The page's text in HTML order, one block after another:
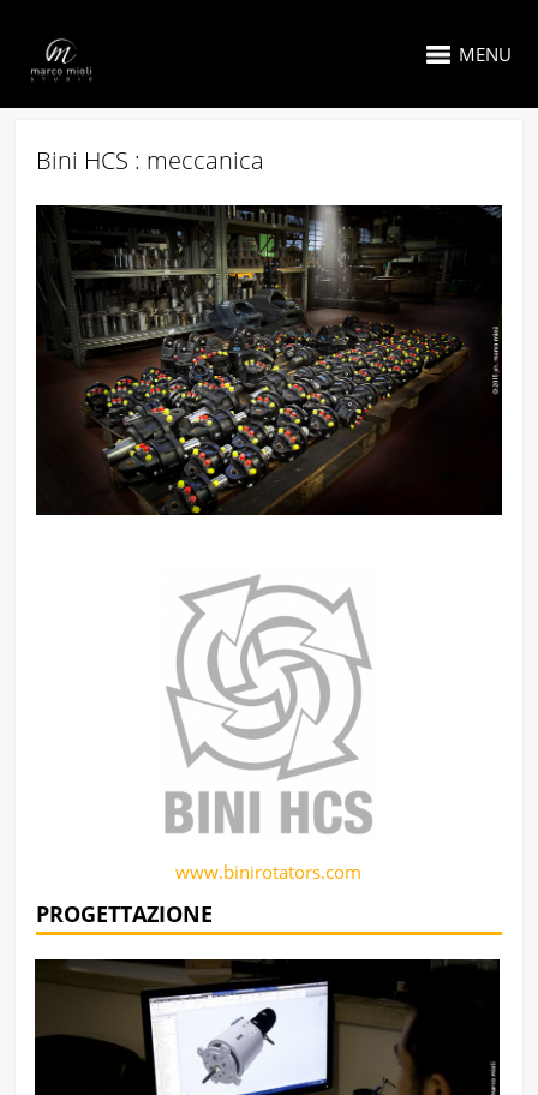
MENU
Bini HCS : meccanica
www.binirotators.com
PROGETTAZIONE